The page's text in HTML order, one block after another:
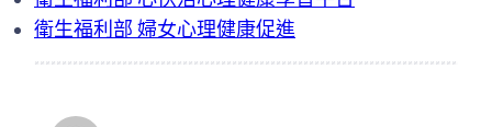
衛生福利部 婦女心理健康促進